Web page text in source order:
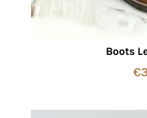
Boots
€